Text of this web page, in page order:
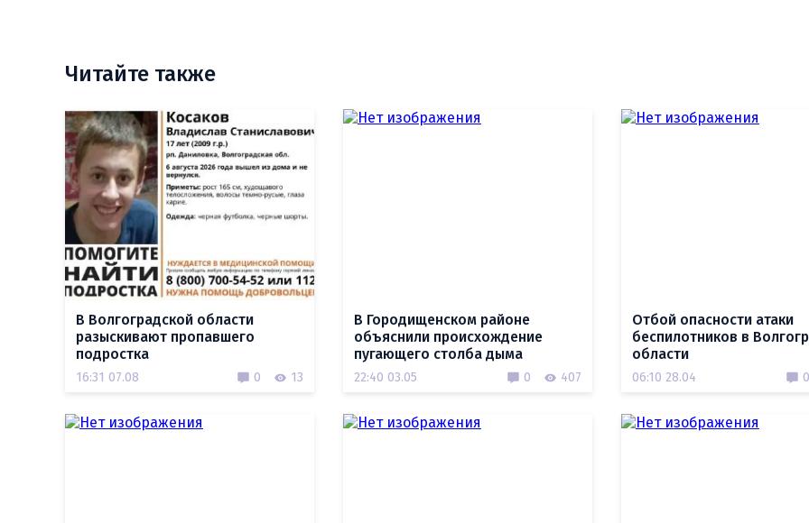
Читайте также
В Волгоградской области
разыскивают пропавшего
подростка
16:31 07.08 0 13
В Городищенском районе
объяснили происхождение
пугающего столба дыма
22:40 03.05 0 407
Отбой опасности атаки
беспилотников в
области
06:10 28.04 0